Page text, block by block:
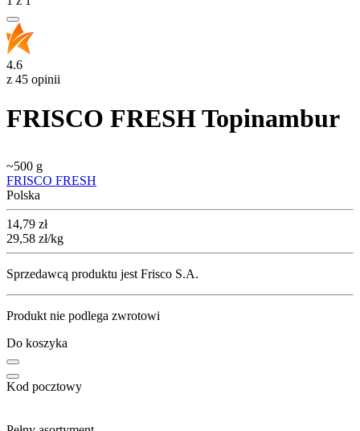
4.6
z 45 opinii
FRISCO FRESH Topinambur
~500 g
FRISCO FRESH
Polska
Cena
14,79 zł
29,58 zł/kg
Sprzedawcą produktu jest Frisco S.A.
Produkt nie podlega zwrotowi
Do koszyka
Kod pocztowy